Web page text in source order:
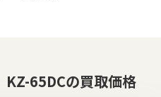
65DCの買取価格